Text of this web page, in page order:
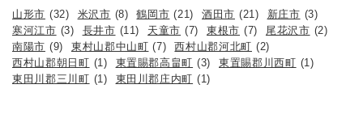
山形市 (32) 米沢市 (8) 鶴岡市 (21) 酒田市 (21) 新庄市 (3)
寒河江市 (3) 長井市 (11) 天童市 (7) 東根市 (7) 尾花沢市 (2)
南陽市 (9) 東村山郡中山町 (7) 西村山郡河北町 (2)
西村山郡朝日町 (1) 東置賜郡高畠町 (3) 東置賜郡川西町 (1)
東田川郡三川町 (1) 東田川郡庄内町 (1)